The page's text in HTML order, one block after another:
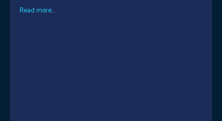
Read more...